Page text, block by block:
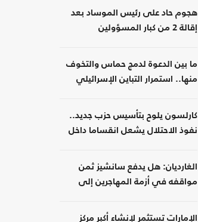
هجوم حاد على رئيس الموساد بعد
إقالة 2 من كبار المسؤولين
ما بين الدعوة لدمج حماس والتخوف
منها.. استمرار التباين الإسرائيلي
كارلسون يلوح بتأسيس حزب جديد..
نفوذ الاحتلال يشعل انقساما داخل
الغارديان: هل يدفع سانشيز ثمن
مواقفه في أزمة المهاجرين إلى
الإمارات تستثمر لإنشاء أكبر مركز